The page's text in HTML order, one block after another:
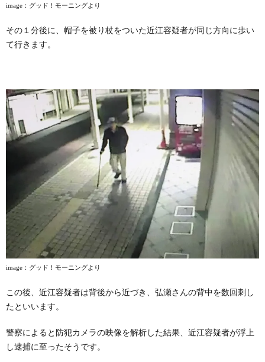
image ：グッド！モーニングより
その１分後に、帽子を被り杖をついた近江容疑者が同じ方向に歩い
て行きます。
image ：グッド！モーニングより
この後、近江容疑者は背後から近づき、弘瀬さんの背中を数回刺し
たといいます。
警察によると防犯カメラの映像を解析した結果、近江容疑者が浮上
し逮捕に至ったそうです。